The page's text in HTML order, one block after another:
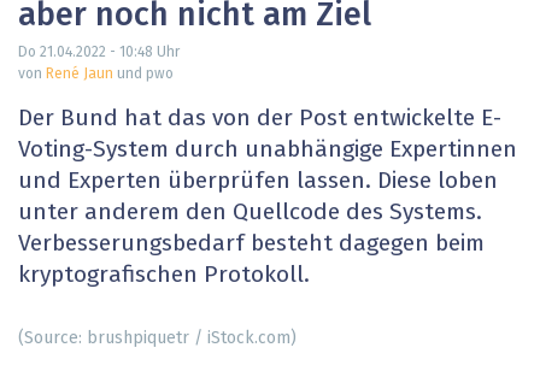
aber noch nicht am Ziel
Do 21.04.2022 - 10:48 Uhr
von René Jaun und pwo
Der Bund hat das von der Post entwickelte E-
Voting-System durch unabhängige Expertinnen
und Experten überprüfen lassen. Diese loben
unter anderem den Quellcode des Systems.
Verbesserungsbedarf besteht dagegen beim
kryptografischen Protokoll.
(Source: brushpiquetr / iStock.com)